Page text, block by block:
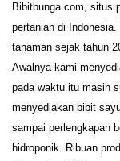
Bibitbunga.com, situs
pertanian di
tanaman sejak tahun
Awalnya kami
pada waktu itu masih
menyediakan bibit
sampai perlengkapan
hidroponik. Ribuan